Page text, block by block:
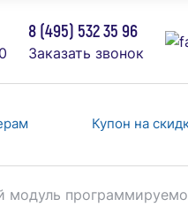
8 (495) 532 35 96
Заказать звонок
Купон на
модуль